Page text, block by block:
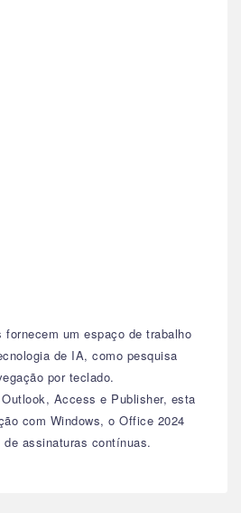
um espaço de trabalho
de IA, como pesquisa
por teclado.
Access e Publisher, esta
com Windows, o Office 2024
assinaturas contínuas.